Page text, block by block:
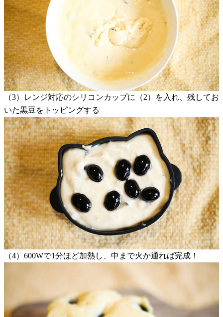
（3）レンジ対応のシリコンカップに（2）を入れ、残してお
いた黒豆をトッピングする
（4）600Wで1分ほど加熱し、中まで火か通れば完成！